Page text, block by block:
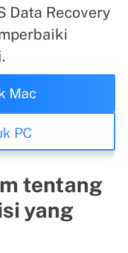
Data Recovery
Mac
PC
tentang
yang